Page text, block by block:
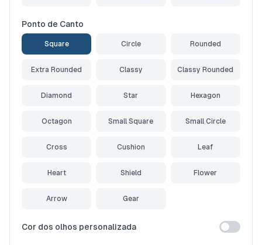
Ponto de Canto
Square Circle Rounded
Extra Rounded Classy Classy Rounded
Diamond Star Hexagon
Octagon Small Square Small Circle
Cross Cushion Leaf
Heart Shield Flower
Arrow Gear
Cor dos olhos personalizada